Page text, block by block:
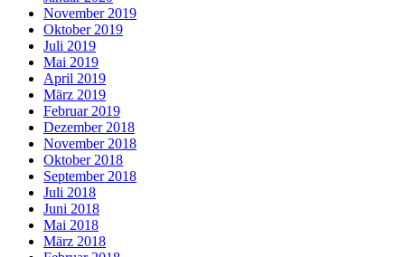
November 2019
Oktober 2019
Juli 2019
Mai 2019
April 2019
März 2019
Februar 2019
Dezember 2018
November 2018
Oktober 2018
September 2018
Juli 2018
Juni 2018
Mai 2018
März 2018